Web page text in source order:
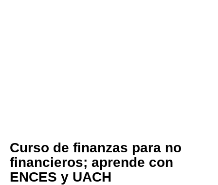
Curso de finanzas para no
financieros; aprende con
ENCES y UACH